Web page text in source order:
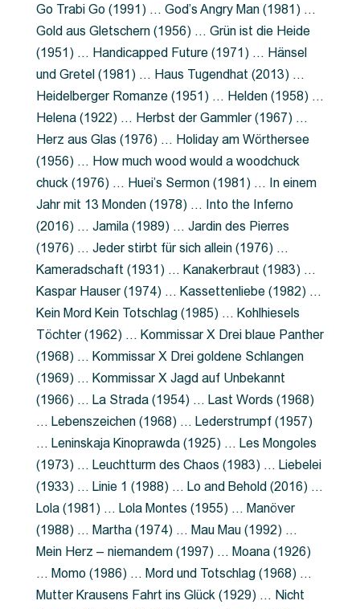
Go Trabi Go (1991) … God’s Angry Man (1981) …
Gold aus Gletschern (1956) … Grün ist die Heide
(1951) … Handicapped Future (1971) … Hänsel
und Gretel (1981) … Haus Tugendhat (2013) …
Heidelberger Romanze (1951) … Helden (1958) …
Helena (1922) … Herbst der Gammler (1967) …
Herz aus Glas (1976) … Holiday am Wörthersee
(1956) … How much wood would a woodchuck
chuck (1976) … Huei’s Sermon (1981) … In einem
Jahr mit 13 Monden (1978) … Into the Inferno
(2016) … Jamila (1989) … Jardin des Pierres
(1976) … Jeder stirbt für sich allein (1976) …
Kameradschaft (1931) … Kanakerbraut (1983) …
Kaspar Hauser (1974) … Kassettenliebe (1982) …
Kein Mord Kein Totschlag (1985) … Kohlhiesels
Töchter (1962) … Kommissar X Drei blaue Panther
(1968) … Kommissar X Drei goldene Schlangen
(1969) … Kommissar X Jagd auf Unbekannt
(1966) … La Strada (1954) … Last Words (1968)
… Lebenszeichen (1968) … Lederstrumpf (1957)
… Leninskaja Kinoprawda (1925) … Les Mongoles
(1973) … Leuchtturm des Chaos (1983) … Liebelei
(1933) … Linie 1 (1988) … Lo and Behold (2016) …
Lola (1981) … Lola Montes (1955) … Manöver
(1988) … Martha (1974) … Mau Mau (1992) …
Mein Herz – niemandem (1997) … Moana (1926)
… Momo (1986) … Mord und Totschlag (1968) …
Mutter Krausens Fahrt ins Glück (1929) … Nicht